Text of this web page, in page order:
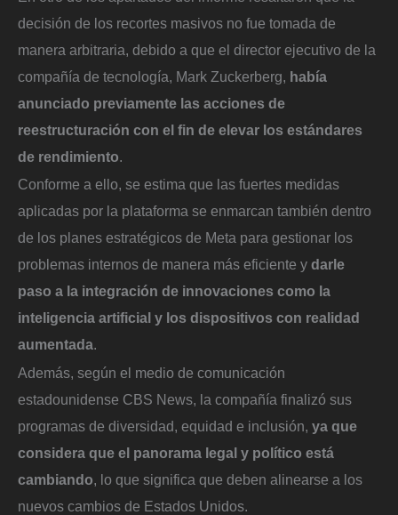
decisión de los recortes masivos no fue tomada de
manera arbitraria, debido a que el director ejecutivo de la
compañía de tecnología, Mark Zuckerberg, había
anunciado previamente las acciones de
reestructuración con el fin de elevar los estándares
de rendimiento
Conforme a ello, se estima que las fuertes medidas
aplicadas por la plataforma se enmarcan también dentro
de los planes estratégicos de Meta para gestionar los
problemas internos de manera más eficiente y darle
paso a la integración de innovaciones como la
inteligencia artificial y los dispositivos con realidad
aumentada.
Además, según el medio de comunicación
estadounidense CBS News, la compañía finalizó sus
programas de diversidad, equidad e inclusión, ya que
considera que el panorama legal y político está
cambiando, lo que significa que deben alinearse a los
nuevos cambios de Estados Unidos.